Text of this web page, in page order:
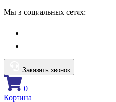
Мы в социальных сетях:
Заказать звонок
0
Корзина